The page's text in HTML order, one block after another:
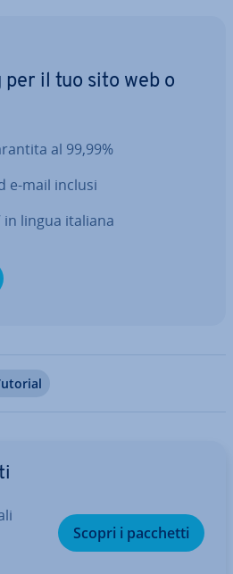
il tuo sito web o
al 99,99%
e-mail inclusi
in lingua italiana
Scopri i pacchetti